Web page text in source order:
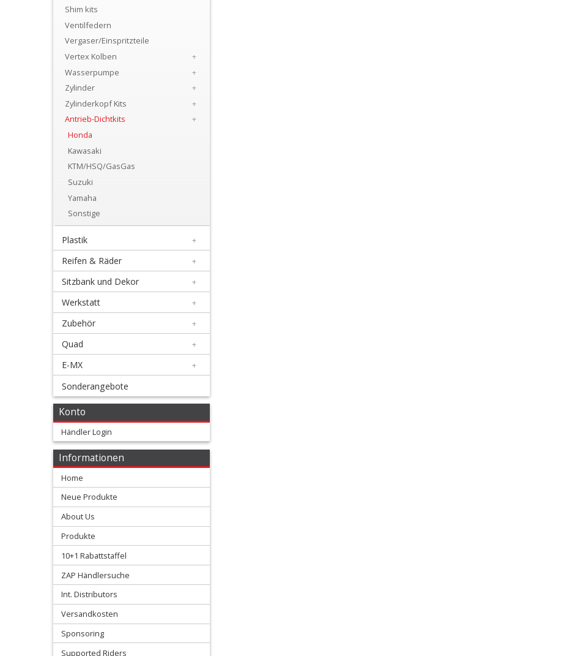
Kühlung
Protection
Lenker
Dichtsätze
Getrieblager
Kupplungsteile
Kurbelwellenteile
Lectron
Vergaser
Membranen
Motorteile
Shim
Ventilfedern
Vergaser/Einspritzteile
Vertex
Kolben
Wasserpumpe
Shim kits
Ventilfedern
Vergaser/Einspritzteile
Vertex Kolben
+
Wasserpumpe
+
Zylinder
+
Zylinderkopf Kits
+
Antrieb-Dichtkits
+
Honda
Kawasaki
KTM/HSQ/GasGas
Suzuki
Yamaha
Sonstige
Plastik +
Reifen & Räder +
Sitzbank und Dekor +
Werkstatt +
Zubehör +
Quad +
E-MX +
Sonderangebote
Konto
Händler Login
Informationen
Home
Neue Produkte
About Us
Produkte
10+1 Rabattstaffel
ZAP Händlersuche
Int. Distributors
Versandkosten
Sponsoring
Supported Riders